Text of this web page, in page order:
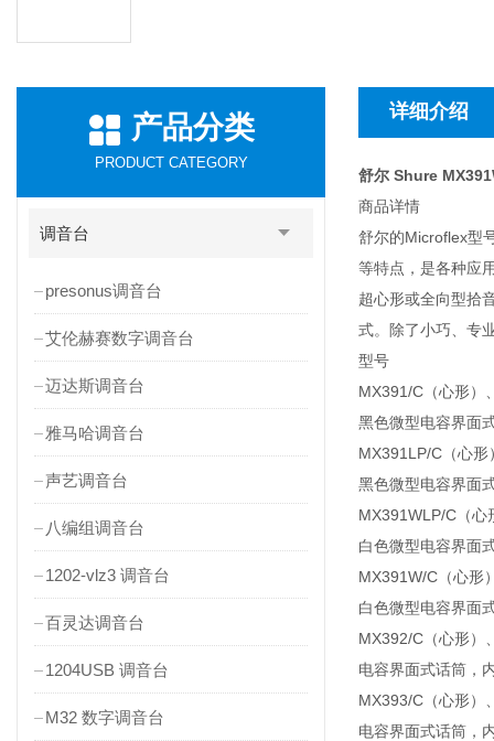
产品分类
PRODUCT CATEGORY
调音台
presonus调音台
艾伦赫赛数字调音台
迈达斯调音台
雅马哈调音台
声艺调音台
八编组调音台
1202-vlz3 调音台
百灵达调音台
1204USB 调音台
M32 数字调音台
详细介绍
舒尔 Shure
商品详情
舒尔的Microflex型
等特点，是各种应
超心形或全向型拾
式。除了小巧、专
型号
MX391/C（心形）
黑色微型电容界面
MX391LP/C（心
黑色微型电容界面
MX391WLP/C（心
白色微型电容界面
MX391W/C（心形
白色微型电容界面
MX392/C（心形）
电容界面式话筒，
MX393/C（心形）
电容界面式话筒，